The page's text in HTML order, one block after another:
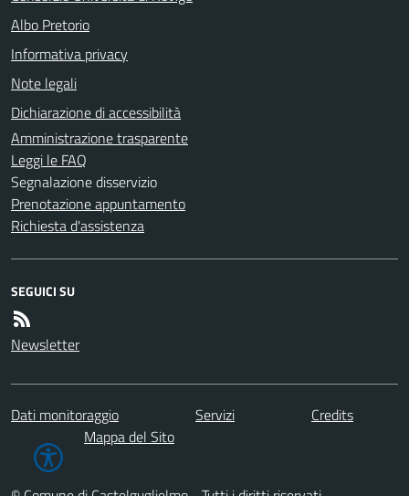
Albo Pretorio
Informativa privacy
Note legali
Dichiarazione di accessibilità
Amministrazione trasparente
Leggi le FAQ
Segnalazione disservizio
Prenotazione appuntamento
Richiesta d'assistenza
SEGUICI SU
Newsletter
Dati monitoraggio Servizi
Credits
Mappa del Sito